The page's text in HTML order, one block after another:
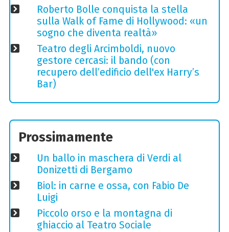
Roberto Bolle conquista la stella
sulla Walk of Fame di Hollywood: «un
sogno che diventa realtà»
Teatro degli Arcimboldi, nuovo
gestore cercasi: il bando (con
recupero dell’edificio dell'ex Harry’s
Bar)
Prossimamente
Un ballo in maschera di Verdi al
Donizetti di Bergamo
Biol: in carne e ossa, con Fabio De
Luigi
Piccolo orso e la montagna di
ghiaccio al Teatro Sociale